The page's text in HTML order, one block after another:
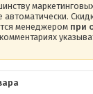
автоматически.
менеджером при